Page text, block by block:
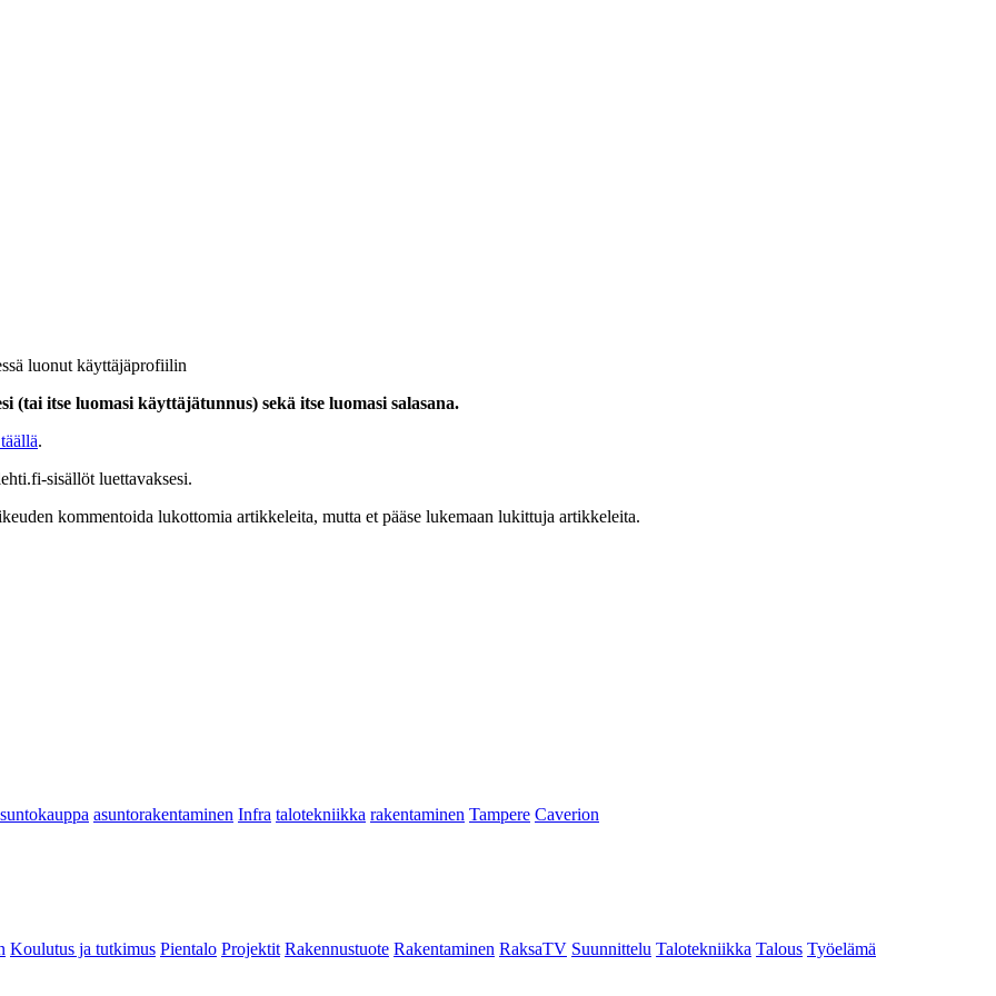
luonut käyttäjäprofiilin
itse luomasi käyttäjätunnus) sekä itse luomasi salasana.
.
sisällöt luettavaksesi.
kommentoida lukottomia artikkeleita, mutta et pääse lukemaan lukittuja artikkeleita.
asuntorakentaminen Infra talotekniikka rakentaminen Tampere Caverion
Koulutus ja tutkimus Pientalo Projektit Rakennustuote Rakentaminen RaksaTV Suunnittelu Talotekniikka Talous Työelämä